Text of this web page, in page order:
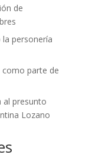
de
personería
como parte de
al presunto
Lozano